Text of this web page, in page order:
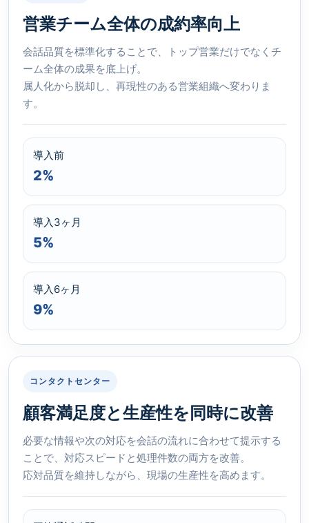
営業チーム全体の成約率向上
会話品質を標準化することで、トップ営業だけでなくチ
ーム全体の成果を底上げ。
属人化から脱却し、再現性のある営業組織へ変わりま
す。
導入前
2%
導入3ヶ月
5%
導入6ヶ月
9%
コンタクトセンター
顧客満足度と生産性を同時に改善
必要な情報や次の対応を会話の流れに合わせて提示する
ことで、対応スピードと処理件数の両方を改善。
応対品質を維持しながら、現場の生産性を高めます。